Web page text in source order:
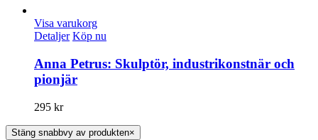
Visa varukorg
Detaljer Köp nu
Anna Petrus: Skulptör, industrikonstnär och
pionjär
295 kr
Stäng snabbvy av produkten×